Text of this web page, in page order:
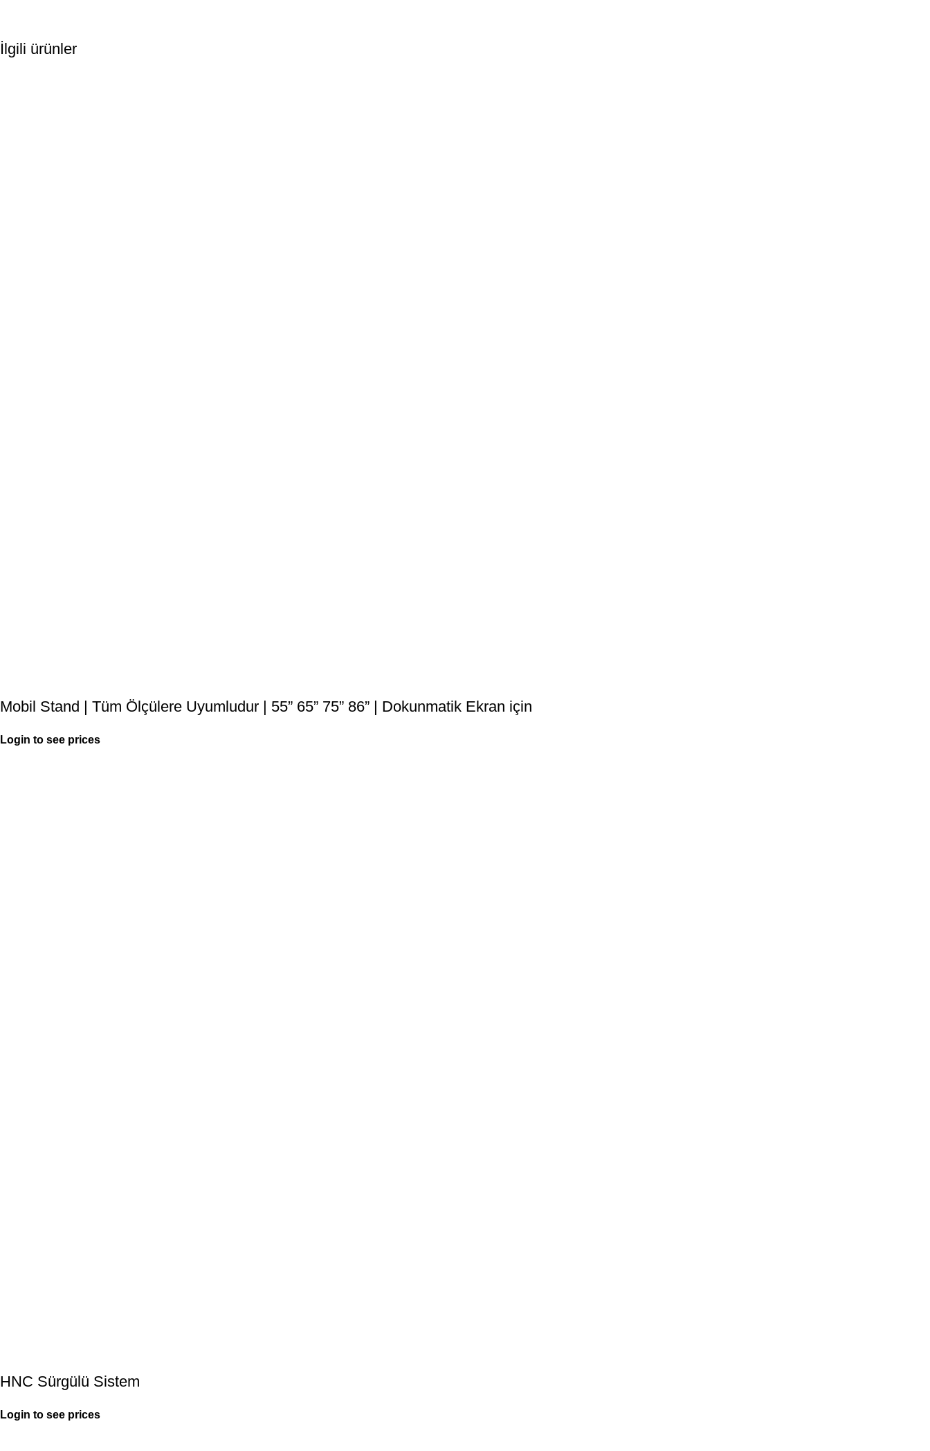
İlgili ürünler
Mobil Stand | Tüm Ölçülere Uyumludur | 55” 65” 75” 86” | Dokunmatik Ekran için
Login to see prices
HNC Sürgülü Sistem
Login to see prices